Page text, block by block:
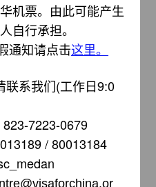
机票。由此可能产生
自行承担。
知请点击这里。
联系我们(工作日9:0
823-7223-0679
/ 80013184